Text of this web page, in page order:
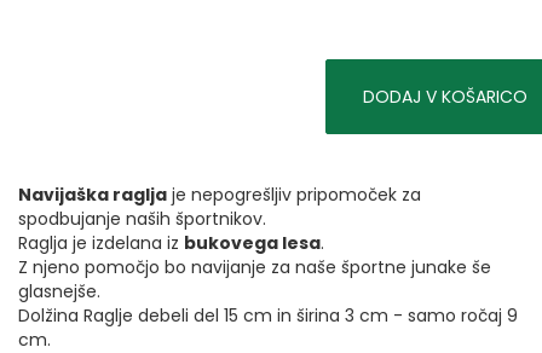
DODAJ V KOŠARICO
Navijaška raglja je nepogrešljiv pripomoček za
spodbujanje naših športnikov.
Raglja je izdelana iz bukovega lesa.
Z njeno pomočjo bo navijanje za naše športne junake še
glasnejše.
Dolžina Raglje debeli del 15 cm in širina 3 cm - samo ročaj 9
cm.